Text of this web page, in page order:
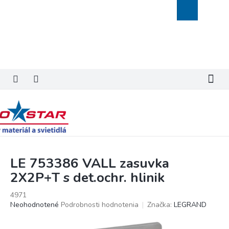
košík
LE 753386 VALL zasuvka
2X2P+T s det.ochr. hlinik
4971
Priemerné
Neohodnotené Podrobnosti hodnotenia Značka: LEGRAND